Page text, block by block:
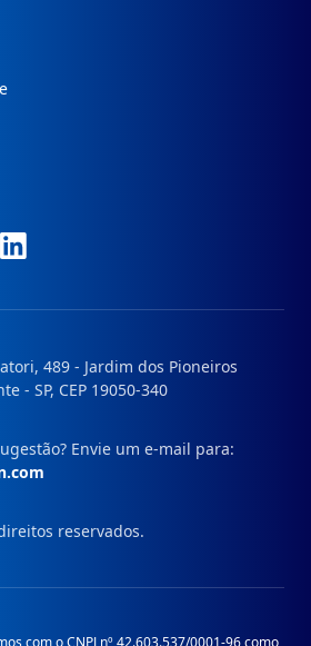
Conheça
489 - Jardim dos Pioneiros
- SP, CEP 19050-340
Envie um e-mail para:
reservados.
com o CNPJ nº 42.603.537/0001-96 como